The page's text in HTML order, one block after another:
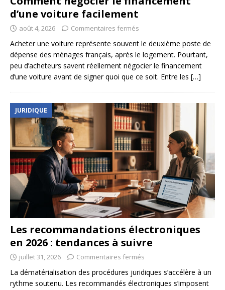
d’une voiture facilement
août 4, 2026 Commentaires fermés
Acheter une voiture représente souvent le deuxième poste de
dépense des ménages français, après le logement. Pourtant,
peu d’acheteurs savent réellement négocier le financement
d’une voiture avant de signer quoi que ce soit. Entre les […]
JURIDIQUE
Les recommandations électroniques
en 2026 : tendances à suivre
juillet 31, 2026 Commentaires fermés
La dématérialisation des procédures juridiques s’accélère à un
rythme soutenu. Les recommandés électroniques s’imposent